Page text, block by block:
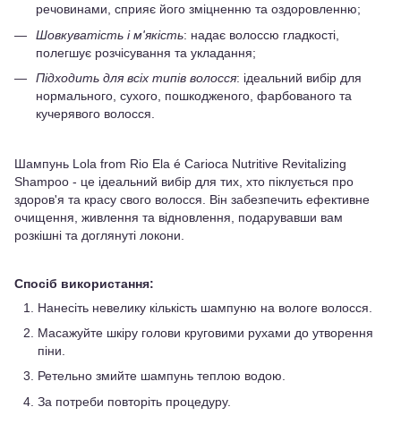
речовинами, сприяє його зміцненню та оздоровленню;
Шовкуватість і м'якість: надає волоссю гладкості,
полегшує розчісування та укладання;
Підходить для всіх типів волосся: ідеальний вибір для
нормального, сухого, пошкодженого, фарбованого та
кучерявого волосся.
Шампунь Lola from Rio Ela é Carioca Nutritive Revitalizing
Shampoo - це ідеальний вибір для тих, хто піклується про
здоров'я та красу свого волосся. Він забезпечить ефективне
очищення, живлення та відновлення, подарувавши вам
розкішні та доглянуті локони.
Спосіб використання:
Нанесіть невелику кількість шампуню на вологе волосся.
Масажуйте шкіру голови круговими рухами до утворення
піни.
Ретельно змийте шампунь теплою водою.
За потреби повторіть процедуру.